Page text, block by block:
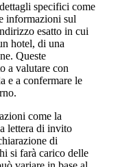
specifici come
informazioni sul
esatto in cui
hotel, di una
Queste
a valutare con
e a confermare le
come la
lettera di invito
di
si farà carico delle